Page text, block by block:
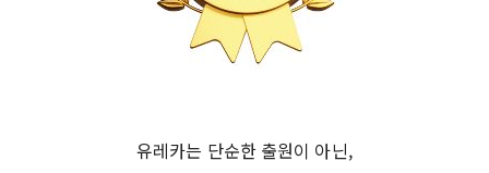
유레카는 단순한 출원이 아닌,